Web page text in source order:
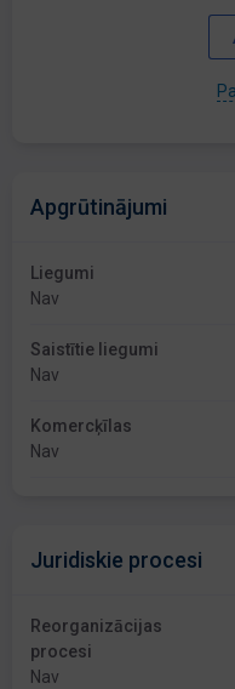
Apgrūtinājumi
Liegumi
Nav
Saistītie liegumi
Nav
Komercķīlas
Nav
Juridiskie procesi
Reorganizācijas
procesi
Nav